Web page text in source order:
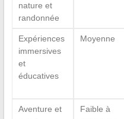
nature et
randonnée
Expériences
immersives
et
éducatives
Moyenne
Aventure et
Faible à